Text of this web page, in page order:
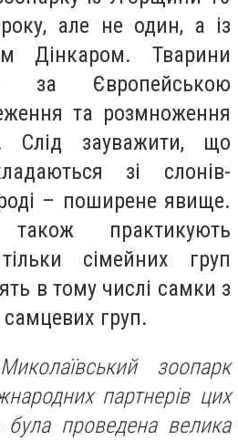
але не один, а із
Дінкаром. Тварини
за Європейською
та розмноження
Слід зауважити, що
зі слонів-
– поширене явище.
практикують
сімейних груп
в тому числі самки з
груп.
зоопарк
партнерів цих
була проведена велика